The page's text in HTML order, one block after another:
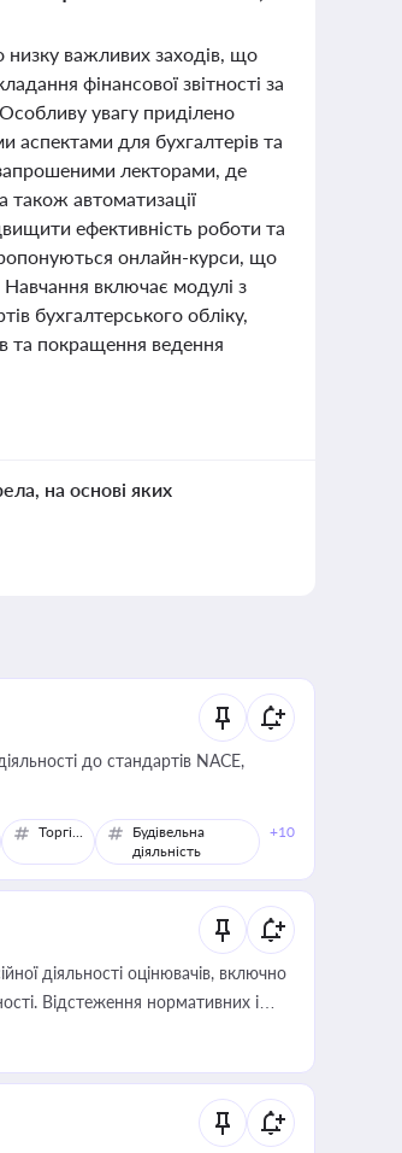
низку важливих заходів, що
фінансової звітності за
увагу приділено
аспектами для бухгалтерів та
запрошеними лекторами, де
також автоматизації
ефективність роботи та
онлайн-курси, що
включає модулі з
бухгалтерського обліку,
та покращення ведення
на основі яких
до стандартів NACE,
Торгівля
Будівельна
діяльність
+10
діяльності оцінювачів, включно
Відстеження нормативних і
під час оподаткування,
діяльності